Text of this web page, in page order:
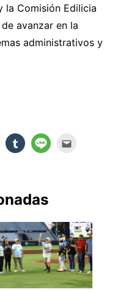
la Comisión Edilicia
avanzar en la
administrativos y